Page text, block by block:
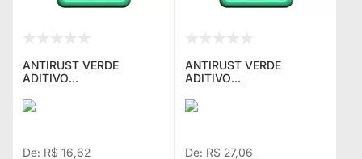
ANTIRUST VERDE
ADITIVO
RADIADOR STP COM
500ML PP-618BR
R$ 16,62
ANTIRUST VERDE
ADITIVO
RADIADOR STP COM
1LITRO PP-718BR
R$ 27,06